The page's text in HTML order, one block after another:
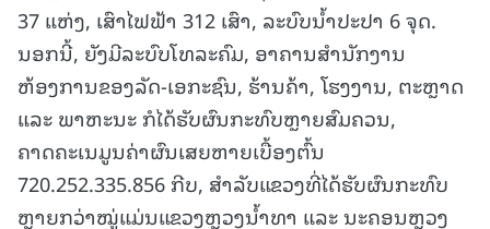
37 ແຫ່ງ, ເສົາໄຟຟ້າ 312 ເສົາ, ລະບົບນໍ້າປະປາ 6 ຈຸດ.
ນອກນີ້, ຍັງມີລະບົບໂທລະຄົມ, ອາຄານສໍານັກງານ
ຫ້ອງການຂອງລັດ-ເອກະຊົນ, ຮ້ານຄ້າ, ໂຮງງານ, ຕະຫຼາດ
ແລະ ພາຫະນະ ກໍໄດ້ຮັບຜົນກະທົບຫຼາຍສົມຄວນ,
ຄາດຄະເນມູນຄ່າຜົນເສຍຫາຍເບື້ອງຕົ້ນ
720.252.335.856 ກີບ, ສໍາລັບແຂວງທີ່ໄດ້ຮັບຜົນກະທົບ
ຫຼາຍກວ່າໝູ່ແມ່ນແຂວງຫຼວງນໍ້າທາ ແລະ ນະຄອນຫຼວງ